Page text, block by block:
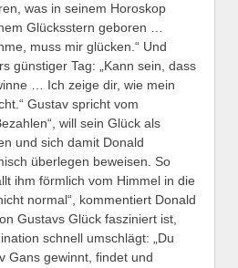
was in seinem Horoskop
Glücksstern geboren …
muss mir glücken.“ Und
günstiger Tag: „Kann sein, dass
… Ich zeige dir, wie mein
Gustav spricht vom
will sein Glück als
und sich damit Donald
überlegen beweisen. So
ihm förmlich vom Himmel in die
normal“, kommentiert Donald
Gustavs Glück fasziniert ist,
schnell umschlägt: „Du
Gans gewinnt, findet und